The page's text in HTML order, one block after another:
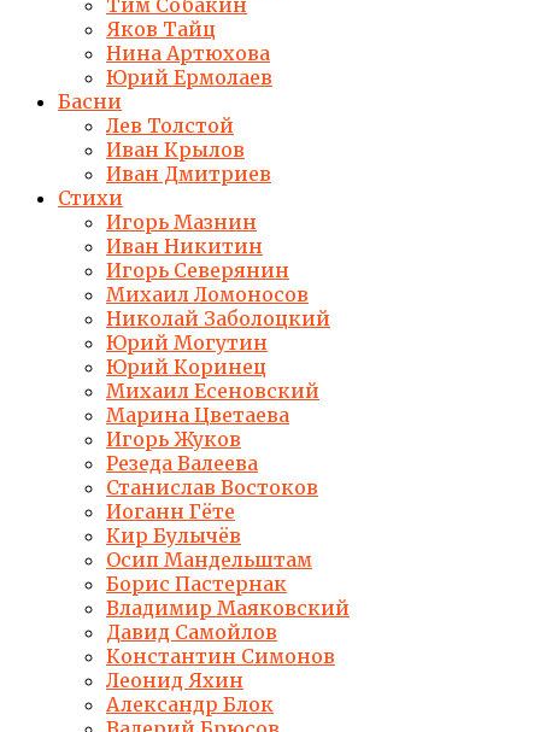
Тим Собакин
Яков Тайц
Нина Артюхова
Юрий Ермолаев
Басни
Лев Толстой
Иван Крылов
Иван Дмитриев
Стихи
Игорь Мазнин
Иван Никитин
Игорь Северянин
Михаил Ломоносов
Николай Заболоцкий
Юрий Могутин
Юрий Коринец
Михаил Есеновский
Марина Цветаева
Игорь Жуков
Резеда Валеева
Станислав Востоков
Иоганн Гёте
Кир Булычёв
Осип Мандельштам
Борис Пастернак
Владимир Маяковский
Давид Самойлов
Константин Симонов
Леонид Яхин
Александр Блок